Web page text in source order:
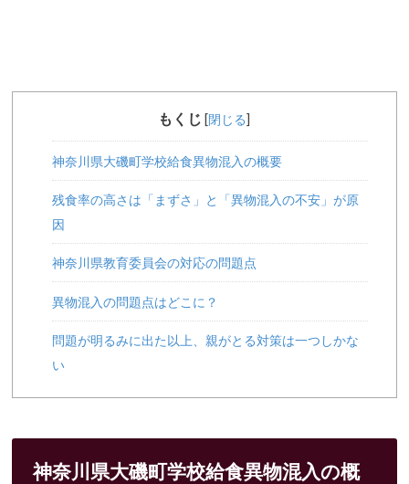
もくじ [閉じる]
神奈川県大磯町学校給食異物混入の概要
残食率の高さは「まずさ」と「異物混入の不安」が原
因
神奈川県教育委員会の対応の問題点
異物混入の問題点はどこに？
問題が明るみに出た以上、親がとる対策は一つしかな
い
神奈川県大磯町学校給食異物混入の概